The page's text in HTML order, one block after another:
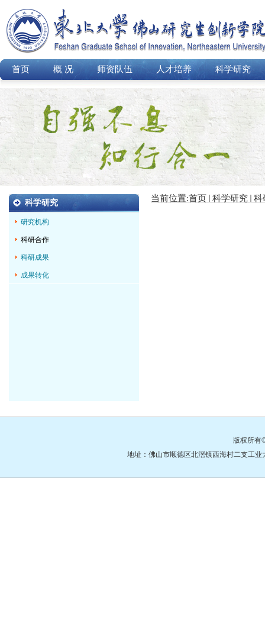
首页 概 况 师资队伍 人才培养 科学研究
科学研究
研究机构
科研合作
科研成果
成果转化
当前位置:首页 科学研究 科
版权所有
地址：佛山市顺德区北滘镇西海村二支工